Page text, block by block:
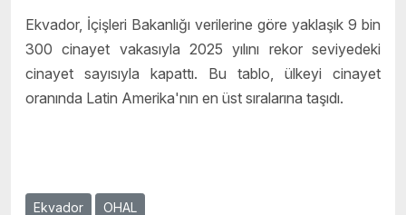
Ekvador, İçişleri Bakanlığı verilerine göre yaklaşık 9 bin
300 cinayet vakasıyla 2025 yılını rekor seviyedeki
cinayet sayısıyla kapattı. Bu tablo, ülkeyi cinayet
oranında Latin Amerika'nın en üst sıralarına taşıdı.
Ekvador OHAL